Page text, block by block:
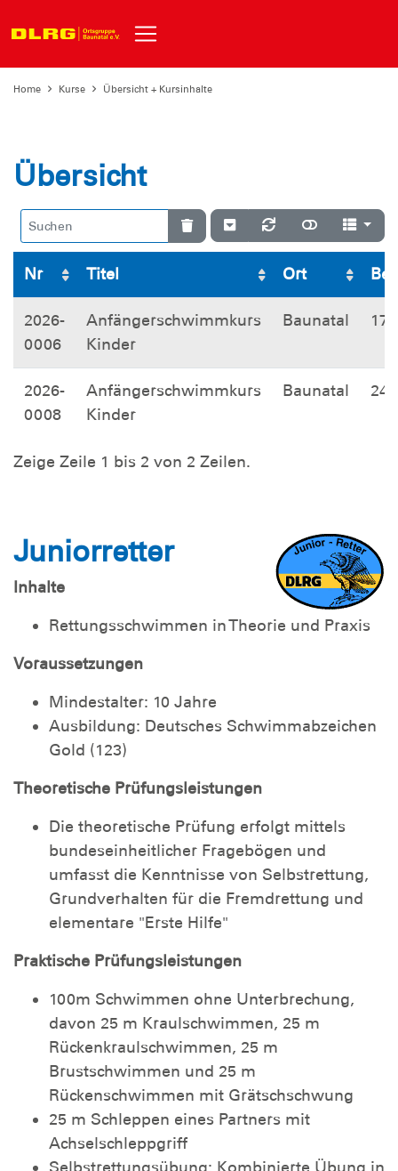
Home Kurse Übersicht + Kursinhalte
Übersicht
Nr Titel Ort
2026-
0006
Anfängerschwimmkurs
Kinder
Baunatal
2026-
0008
Anfängerschwimmkurs
Kinder
Baunatal
Zeige Zeile 1 bis 2 von 2 Zeilen.
Juniorretter
Inhalte
Rettungsschwimmen in Theorie und Praxis
Voraussetzungen
Mindestalter: 10 Jahre
Ausbildung: Deutsches Schwimmabzeichen
Gold (123)
Theoretische Prüfungsleistungen
Die theoretische Prüfung erfolgt mittels
bundeseinheitlicher Fragebögen und
umfasst die Kenntnisse von Selbstrettung,
Grundverhalten für die Fremdrettung und
elementare "Erste Hilfe"
Praktische Prüfungsleistungen
100m Schwimmen ohne Unterbrechung,
davon 25 m Kraulschwimmen, 25 m
Rückenkraulschwimmen, 25 m
Brustschwimmen und 25 m
Rückenschwimmen mit Grätschschwung
25 m Schleppen eines Partners mit
Achselschleppgriff